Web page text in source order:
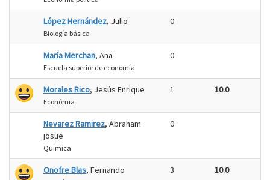
López Hernández, Julio
Biología básica
0
María Merchan, Ana
Escuela superior de economía
0
Morales Rico, Jesús Enrique
Económia
1 10.0
Nevarez Ramirez, Abraham
josue
Quimica
0
Onofre Blas, Fernando 3 10.0